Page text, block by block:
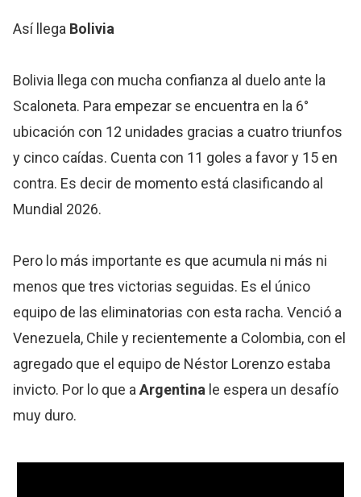
Así llega Bolivia
Bolivia llega con mucha confianza al duelo ante la
Scaloneta. Para empezar se encuentra en la 6°
ubicación con 12 unidades gracias a cuatro triunfos
y cinco caídas. Cuenta con 11 goles a favor y 15 en
contra. Es decir de momento está clasificando al
Mundial 2026.
Pero lo más importante es que acumula ni más ni
menos que tres victorias seguidas. Es el único
equipo de las eliminatorias con esta racha. Venció a
Venezuela, Chile y recientemente a Colombia, con el
agregado que el equipo de Néstor Lorenzo estaba
invicto. Por lo que a Argentina le espera un desafío
muy duro.